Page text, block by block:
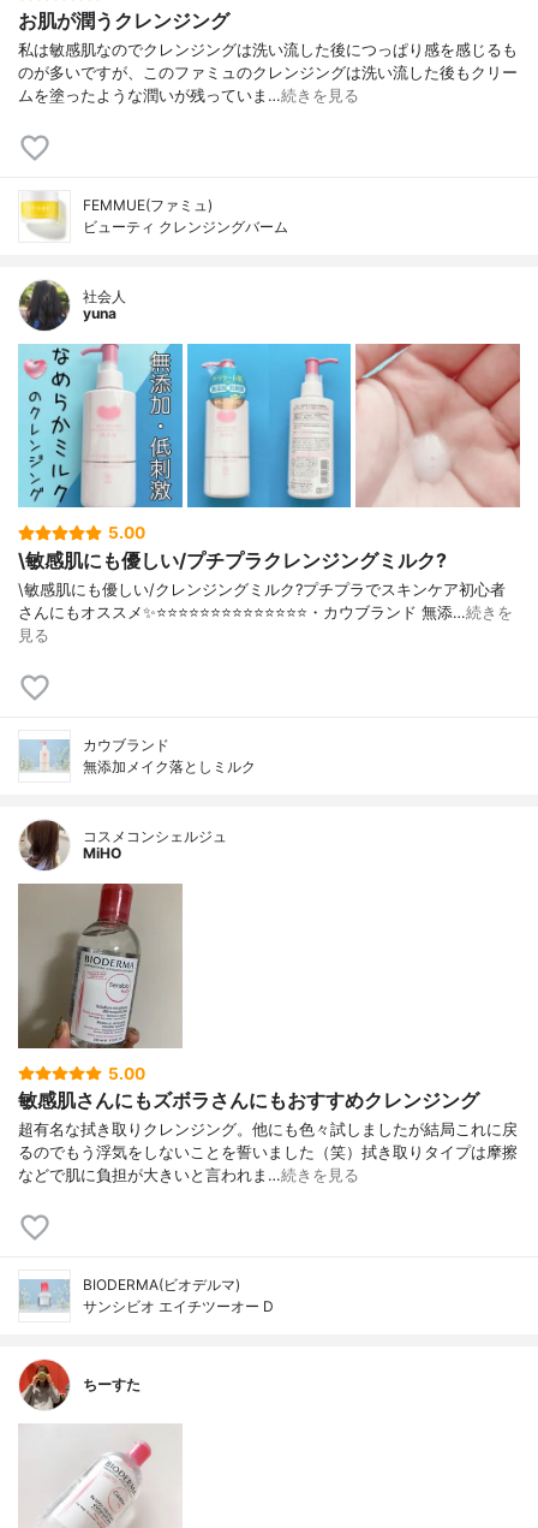
お肌が潤うクレンジング
私は敏感肌なのでクレンジングは洗い流した後につっぱり感を感じるも
のが多いですが、このファミュのクレンジングは洗い流した後もクリー
ムを塗ったような潤いが残っていま…続きを見る
FEMMUE(ファミュ)
ビューティ クレンジングバーム
社会人
yuna
5.00
\敏感肌にも優しい/プチプラクレンジングミルク?
\敏感肌にも優しい/クレンジングミルク?プチプラでスキンケア初心者
さんにもオススメ✨⭐️⭐️⭐️⭐️⭐️⭐️⭐️⭐️⭐️⭐️⭐️⭐️⭐️⭐️・カウブランド 無添…続きを
見る
カウブランド
無添加メイク落としミルク
コスメコンシェルジュ
MiHO
5.00
敏感肌さんにもズボラさんにもおすすめクレンジング
超有名な拭き取りクレンジング。他にも色々試しましたが結局これに戻
るのでもう浮気をしないことを誓いました（笑）拭き取りタイプは摩擦
などで肌に負担が大きいと言われま…続きを見る
BIODERMA(ビオデルマ)
サンシビオ エイチツーオー D
ちーすた